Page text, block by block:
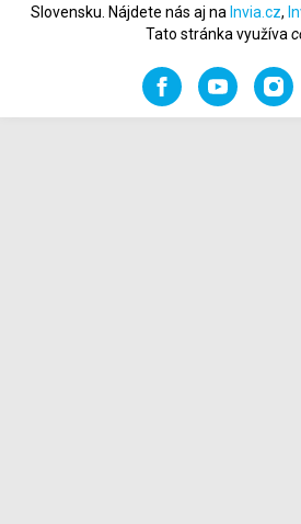
Slovensku. Nájdete nás aj na Invia.cz,
Tato stránka využíva
FacebookYouTube